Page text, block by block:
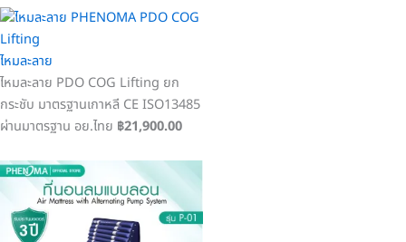
ไหมละลาย
ไหมละลาย PDO COG Lifting ยก
กระชับ มาตรฐานเกาหลี CE ISO13485
ผ่านมาตรฐาน อย.ไทย ฿21,900.00